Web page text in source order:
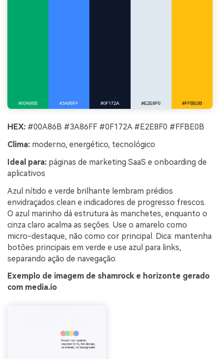
HEX: #00A86B #3A86FF #0F172A #E2E8F0 #FFBE0B
Clima: moderno, energético, tecnológico
Ideal para: páginas de marketing SaaS e onboarding de
aplicativos
Azul nítido e verde brilhante lembram prédios
envidraçados clean e indicadores de progresso frescos.
O azul marinho dá estrutura às manchetes, enquanto o
cinza claro acalma as seções. Use o amarelo como
micro-destaque, não como cor principal. Dica: mantenha
botões principais em verde e use azul para links,
separando ação de navegação.
Exemplo de imagem de shamrock e horizonte gerado
com media.io